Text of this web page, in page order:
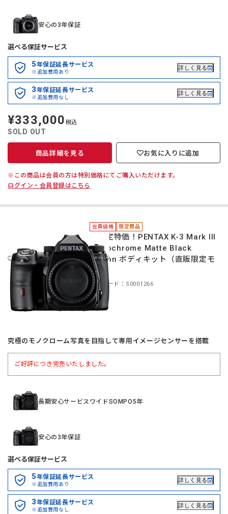
安心の3年保証
選べる保証サービス
5年保証延長サービス
※追加費用あり
詳しく見る
3年保証延長サービス
※追加費用なし
詳しく見る
定
価
¥333,000 税込
SOLD OUT
商品詳細を見る お気に入りに追加
※この商品は会員の方は特別価格にてご購入いただけます。
ログイン・会員登録はこちら
会員価格 限定商品
＊限定特価！PENTAX K-3 Mark III
Monochrome Matte Black
Edition ボディキット（直販限定モ
デル）
商品コード：S0001266
究極のモノクローム写真を目指して専用イメージセンサーを搭載
ご好評につき完売いたしました。
長期安心サービスワイドSOMPO5年
安心の3年保証
選べる保証サービス
5年保証延長サービス
※追加費用あり
詳しく見る
3年保証延長サービス
※追加費用なし
詳しく見る